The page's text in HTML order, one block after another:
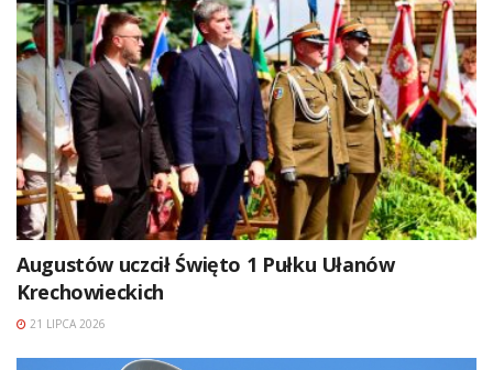
Augustów uczcił Święto 1 Pułku Ułanów
Krechowieckich
21 LIPCA 2026